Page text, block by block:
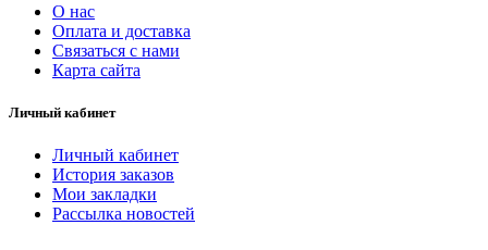
О нас
Оплата и доставка
Связаться с нами
Карта сайта
Личный кабинет
Личный кабинет
История заказов
Мои закладки
Рассылка новостей